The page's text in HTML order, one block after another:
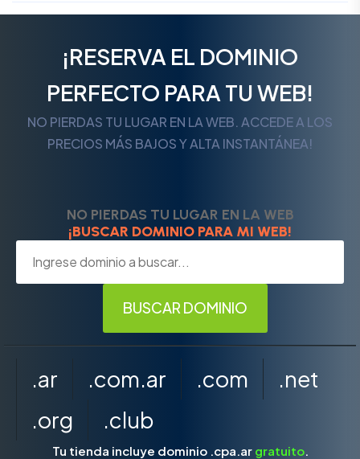
¡RESERVA EL DOMINIO
PERFECTO PARA TU WEB!
NO PIERDAS TU LUGAR EN LA WEB. ACCEDE A LOS
PRECIOS MÁS BAJOS Y ALTA INSTANTÁNEA!
NO PIERDAS TU LUGAR EN LA WEB
¡BUSCAR DOMINIO PARA MI WEB!
.ar .com.ar .com
.net
.org
.club
Tu tienda incluye dominio .cpa.ar gratuito.